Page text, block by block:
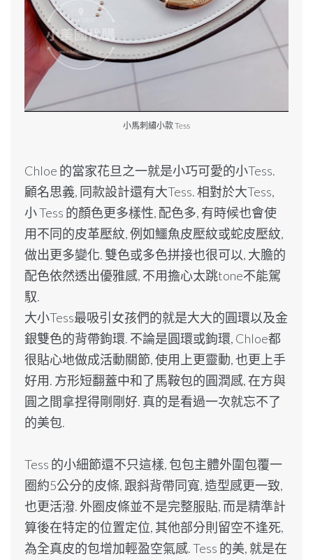
小馬刺繡小款 Tess
Chloe 的當家花旦之一就是小巧可愛的小Tess.
顧名思義, 同款設計還有大Tess. 相對於大Tess,
小 Tess 的顏色更多樣性, 配色多, 有時候也會使
用不同的皮革壓紋, 例如鱷魚皮壓紋或蛇皮壓紋,
做出更多變化. 雙色或多色拼接也很可以, 大膽的
配色依然透出優雅感, 不用擔心太跳tone不能駕
馭.
大小Tess最吸引女孩們的就是大大的圓環以及金
銀雙色的背帶鉤環. 不論是圓環或鉤環, Chloe都
很貼心地做成活動關節, 使用上更靈動, 也更上手
好用. 方形短翻蓋中和了馬鞍包的圓潤感, 在方與
圓之間拿捏得剛剛好. 真的是看過一次就忘不了
的美包.
Tess 的小細節還不只這樣, 包包主體外圍包覆一
圈約5公分的皮條, 跟斜背帶同寬, 造型感更一致,
也更活潑. 外圈皮條並不是完整服貼, 而是精準計
算後在特定的位置定位, 其他部分則留空不逢死,
為全真皮的包增加輕盈空氣感. Tess 的美, 就是在